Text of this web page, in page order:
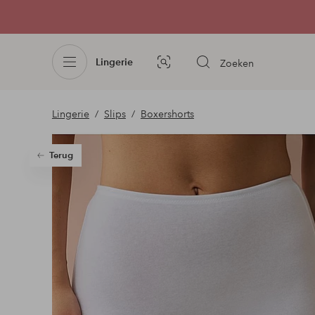
Lingerie
Afbeelding
Zoeken
Lingerie Slips Boxershorts
Terug